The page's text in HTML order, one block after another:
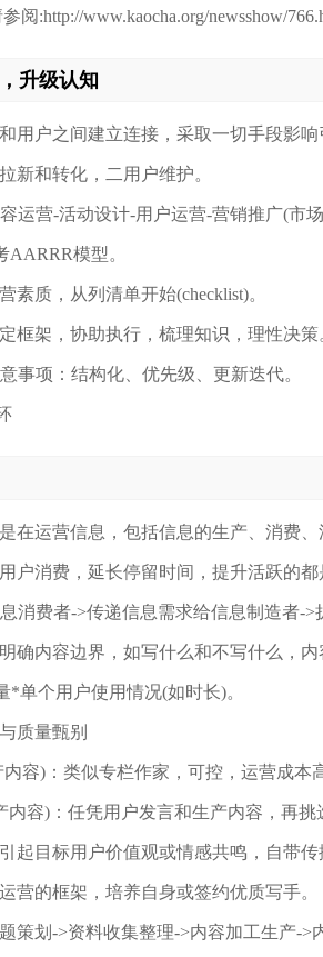
阅:http://www.kaocha.org/newsshow/
升级认知
用户之间建立连接，采取一切手段影响
新和转化，二用户维护。
运营-活动设计-用户运营-营销推广(市
AARRR模型。
素质，从列清单开始(checklist)。
框架，协助执行，梳理知识，理性决策
事项：结构化、优先级、更新迭代。
在运营信息，包括信息的生产、消费、
户消费，延长停留时间，提升活跃的都
消费者->传递信息需求给信息制造者->
确内容边界，如写什么和不写什么，内
*单个用户使用情况(如时长)。
质量甄别
内容)：类似专栏作家，可控，运营成本
内容)：任凭用户发言和生产内容，再挑
起目标用户价值观或情感共鸣，自带传
营的框架，培养自身或签约优质写手。
策划->资料收集整理->内容加工生产->